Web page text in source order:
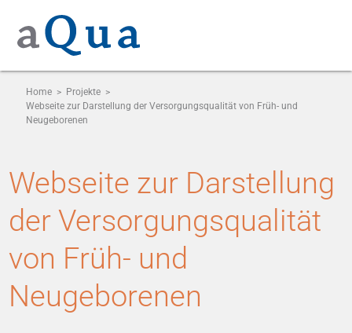
Home > Projekte >
Webseite zur Darstellung der Versorgungsqualität von Früh- und
Neugeborenen
Webseite zur Darstellung
der Versorgungsqualität
von Früh- und
Neugeborenen